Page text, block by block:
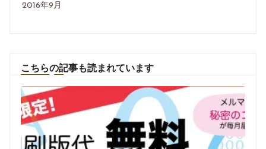
2016年9月
こちらの記事も読まれています